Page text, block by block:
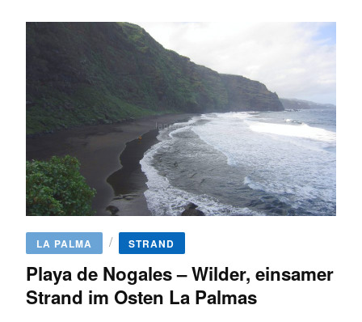
LA PALMA / STRAND
Playa de Nogales – Wilder, einsamer
Strand im Osten La Palmas